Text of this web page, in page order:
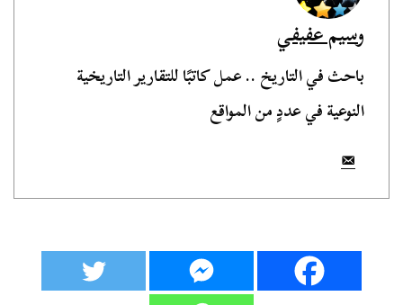
وسيم عفيفي
باحث في التاريخ .. عمل كاتبًا للتقارير التاريخية
النوعية في عددٍ من المواقع